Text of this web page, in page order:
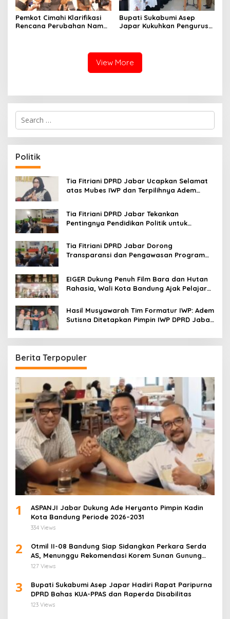
Pemkot Cimahi Klarifikasi
Rencana Perubahan Nama
Bupati Sukabumi Asep
Japar Kukuhkan Pengurus
View More
S
r
c
h
f
o
:
Politik
Tia Fitriani DPRD Jabar Ucapkan Selamat
atas Mubes IWP dan Terpilihnya Adem
Tia Fitriani DPRD Jabar Tekankan
Pentingnya Pendidikan Politik untuk
Tia Fitriani DPRD Jabar Dorong
Transparansi dan Pengawasan Program
EIGER Dukung Penuh Film Bara dan Hutan
Rahasia, Wali Kota Bandung Ajak Pelajar
Hasil Musyawarah Tim Formatur IWP: Adem
Sutisna Ditetapkan Pimpin IWP DPRD Jabar
Berita Terpopuler
1
ASPANJI Jabar Dukung Ade Heryanto Pimpin Kadin
Kota Bandung Periode 2026–2031
334 Views
2
Otmil II-08 Bandung Siap Sidangkan Perkara Serda
AS, Menunggu Rekomendasi Korem Sunan Gunung
Jati Cirebon
127 Views
3
Bupati Sukabumi Asep Japar Hadiri Rapat Paripurna
DPRD Bahas KUA-PPAS dan Raperda Disabilitas
123 Views